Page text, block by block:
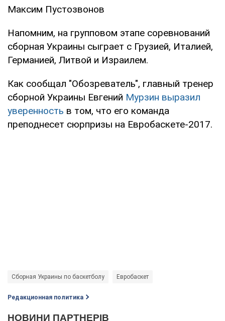
Максим Пустозвонов
Напомним, на групповом этапе соревнований
сборная Украины сыграет с Грузией, Италией,
Германией, Литвой и Израилем.
Как сообщал "Обозреватель", главный тренер
сборной Украины Евгений Мурзин выразил
уверенность в том, что его команда
преподнесет сюрпризы на Евробаскете-2017.
Сборная Украины по баскетболу Евробаскет
Редакционная политика